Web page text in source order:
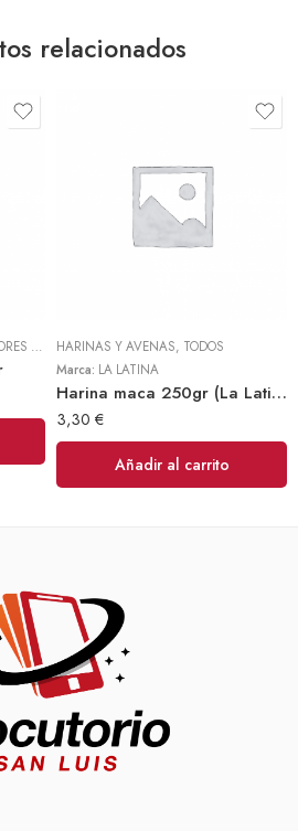
relacionados
ADEREZOS, PASTAS, SAZONADORES Y CONDIMENTOS ,TODOS
HARINAS Y AVENAS, TODOS
Marca: LA LATINA
Harina maca 250gr (La Latina)
3,30 €
Añadir al carrito